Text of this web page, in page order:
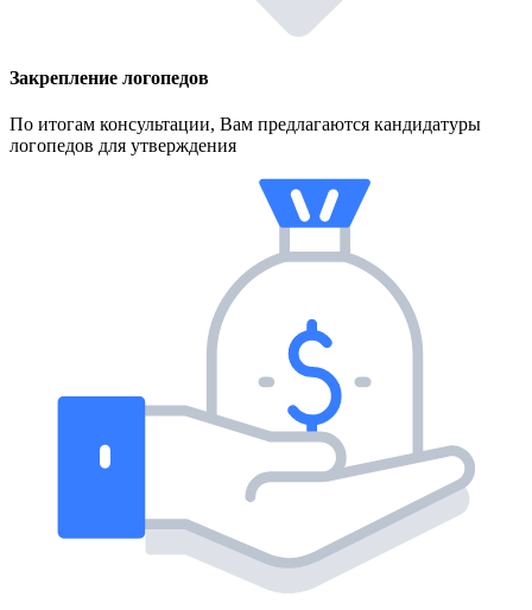
Закрепление логопедов
По итогам консультации, Вам предлагаются кандидатуры
логопедов для утверждения